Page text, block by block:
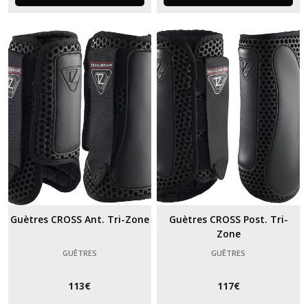
Guètres CROSS Ant. Tri-Zone
GUÊTRES
113€
Guètres CROSS Post. Tri-
Zone
GUÊTRES
117€